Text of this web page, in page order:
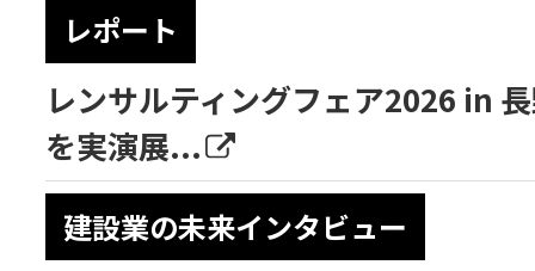
レポート
レンサルティングフェア2026 in
を実演展...
建設業の未来インタビュー